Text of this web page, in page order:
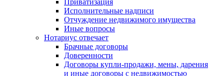
Исполнительные надписи
Отчуждение недвижимого имущества
Иные вопросы
Нотариус отвечает
Брачные договоры
Доверенности
Договоры купли-продажи, мены, дарения
и иные договоры с недвижимостью